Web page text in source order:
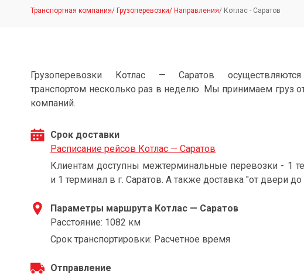
Транспортная компания/ Грузоперевозки/ Направления/ Котлас - Саратов
Грузоперевозки Котлас — Саратов
транспортом несколько раз в неделю. Мы принимаем груз
компаний.
Срок доставки
Расписание рейсов Котлас — Саратов
Клиентам доступны межтерминальные перевозки - 1
и 1 терминал в г. Саратов. А также доставка "от двери
Параметры маршрута Котлас — Саратов
Расстояние: 1082 км
Срок транспортировки: Расчетное время
Отправление